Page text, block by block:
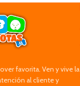
favorita. Ven y vive la
al cliente y